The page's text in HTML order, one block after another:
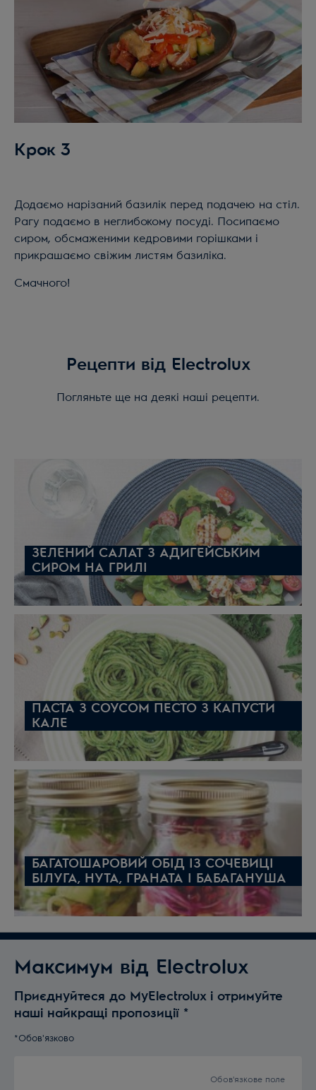
Крок 3
Додаємо нарізаний базилік перед подачею на стіл.
Рагу подаємо в неглибокому посуді. Посипаємо
сиром, обсмаженими кедровими горішками і
прикрашаємо свіжим листям базиліка.
Смачного!
Рецепти від Electrolux
Погляньте ще на деякі наші рецепти.
ЗЕЛЕНИЙ САЛАТ З АДИГЕЙСЬКИМ
СИРОМ НА ГРИЛІ
ПАСТА З СОУСОМ ПЕСТО З КАПУСТИ
КАЛЕ
БАГАТОШАРОВИЙ ОБІД ІЗ СОЧЕВИЦІ
БІЛУГА, НУТА, ГРАНАТА І БАБАГАНУША
Максимум від Electrolux
Приєднуйтеся до MyElectrolux і отримуйте
наші найкращі пропозиції *
*Обов'язково
Обов'язкове поле